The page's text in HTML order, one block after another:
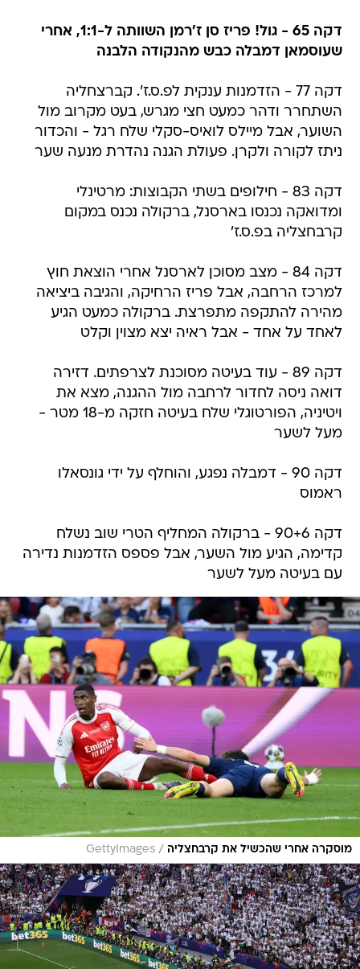
דקה 65 - גול! פריז סן ז'רמן השוותה ל-1:1, אחרי
שעוסמאן דמבלה כבש מהנקודה הלבנה
דקה 77 - הזדמנות ענקית לפ.ס.ז'. קברצחליה
השתחרר ודהר כמעט חצי מגרש, בעט מקרוב מול
השוער, אבל מיילס לואיס-סקלי שלח רגל - והכדור
ניתז לקורה ולקרן. פעולת הגנה נהדרת מנעה שער
דקה 83 - חילופים בשתי הקבוצות: מרטינלי
ומדואקה נכנסו בארסנל, ברקולה נכנס במקום
קרבחצליה בפ.ס.ז'
דקה 84 - מצב מסוכן לארסנל אחרי הוצאת חוץ
למרכז הרחבה, אבל פריז הרחיקה, והגיבה ביציאה
מהירה להתקפה מתפרצת. ברקולה כמעט הגיע
לאחד על אחד - אבל ראיה יצא מצוין וקלט
דקה 89 - עוד בעיטה מסוכנת לצרפתים. דזירה
דואה ניסה לחדור לרחבה מול ההגנה, מצא את
ויטיניה, הפורטוגלי שלח בעיטה חזקה מ-18 מטר -
מעל לשער
דקה 90 - דמבלה נפגע, והוחלף על ידי גונסאלו
ראמוס
דקה 90+6 - ברקולה המחליף הטרי שוב נשלח
קדימה, הגיע מול השער, אבל פספס הזדמנות נדירה
עם בעיטה מעל לשער
מוסקרה אחרי שהכשיל את קרבחצליה /
GettyImages